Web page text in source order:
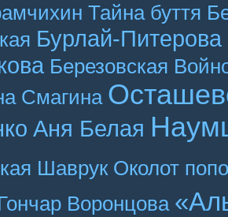
Тайна буття
Бурлай-Питерова
Березовская
Смагина
Аня Белая
Шаврук Околот
Воронцова